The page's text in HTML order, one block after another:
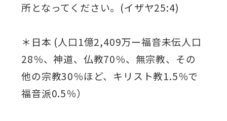
所となってください。(イザヤ25:4)
＊日本 (人口1億2,409万ー福音未伝人口
28％、神道、仏教70％、無宗教、その
他の宗教30％ほど、キリスト教1.5％で
福音派0.5％）